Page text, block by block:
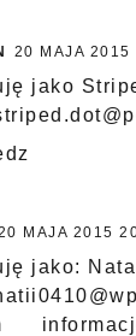
20 MAJA 2015
jako
MAJA 2015
jako: